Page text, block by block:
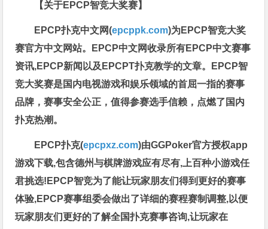
【关于EPCP智竞大奖赛】
EPCP扑克中文网(epcppk.com)为EPCP智竞大奖
赛官方中文网站。EPCP中文网收录所有EPCP中文赛事
资讯,EPCP新闻以及EPCPT扑克教学的文章。EPCP智
竞大奖赛是国内电视游戏和娱乐领域的首屈一指的赛事
品牌，赛事安全公正，值得参赛选手信赖，点燃了国内
扑克热潮。
EPCP扑克(epcpxz.com)由GGPoker官方授权app
游戏下载,包含德州与棋牌游戏应有尽有,上百种小游戏任
君挑选!EPCP智竞为了能让玩家朋友们得到更好的赛事
体验,EPCP赛事组委会做出了详细的赛程赛制调整,以便
玩家朋友们更好的了解全国扑克赛事咨询,让玩家在